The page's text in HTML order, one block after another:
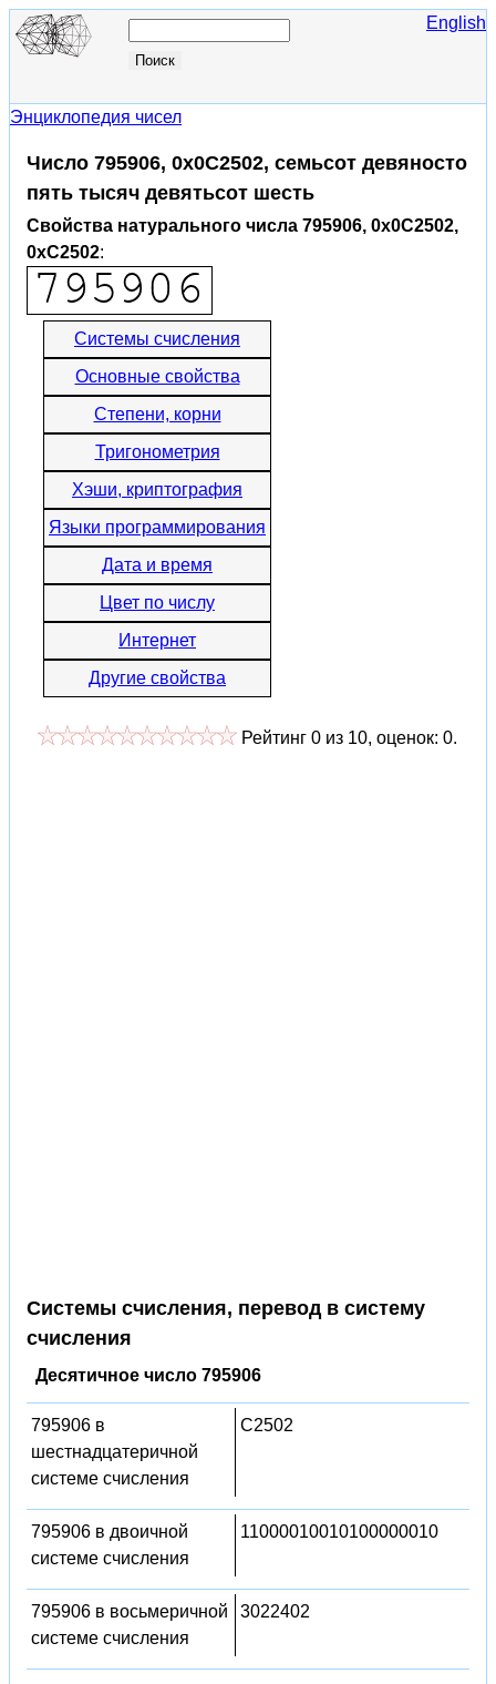
English
Энциклопедия чисел
Число 795906, 0x0C2502, семьсот девяносто
пять тысяч девятьсот шесть
Свойства натурального числа 795906, 0x0C2502,
0xC2502:
Системы счисления
Основные свойства
Степени, корни
Тригонометрия
Хэши, криптография
Языки программирования
Дата и время
Цвет по числу
Интернет
Другие свойства
Рейтинг 0 из 10, оценок: 0.
Системы счисления, перевод в систему
счисления
Десятичное число 795906
795906 в
шестнадцатеричной
системе счисления
C2502
795906 в двоичной
системе счисления
11000010010100000010
795906 в восьмеричной
системе счисления
3022402